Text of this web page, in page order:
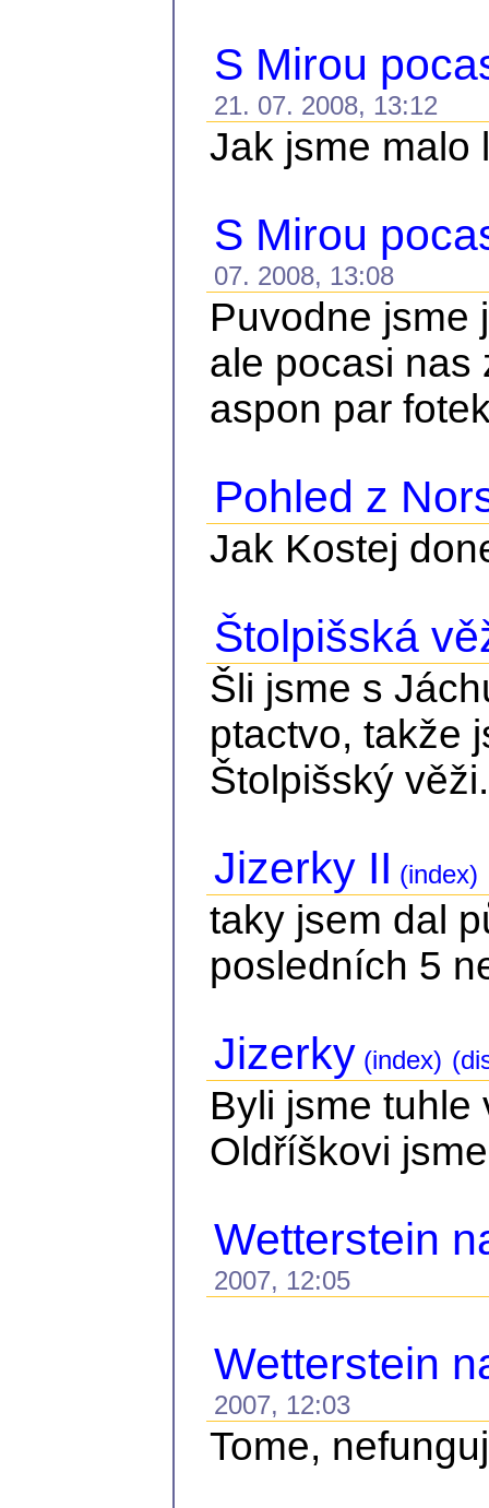
S Mirou
21. 07. 2008, 13:12
Jak jsme malo
S Mirou
07. 2008, 13:08
Puvodne jsme
ale pocasi nas
aspon par
Pohled z
Jak Kostej
Štolpišská
Šli jsme s
ptactvo, takže
Štolpišský věži.
Jizerky II (index)
taky jsem dal
posledních 5
Jizerky (index)
Byli jsme tuhle
Oldříškovi
Wetterstein
2007, 12:05
Wetterstein
2007, 12:03
Tome,